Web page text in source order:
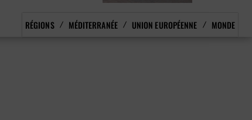
RÉGIONS MÉDITERRANÉE UNION EUROPÉENNE MONDE